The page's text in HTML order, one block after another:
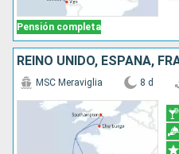
Pensión completa
REINO UNIDO, ESPAÑA,
MSC Meraviglia 8 d